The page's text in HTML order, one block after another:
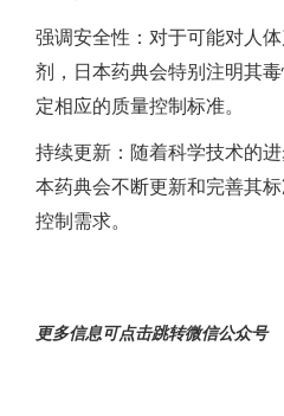
强调安全性：对于可能对人
剂，日本药典会特别注明其
定相应的质量控制标准。
持续更新：随着科学技术的
本药典会不断更新和完善其
控制需求。
更多信息可点击跳转微信公众号